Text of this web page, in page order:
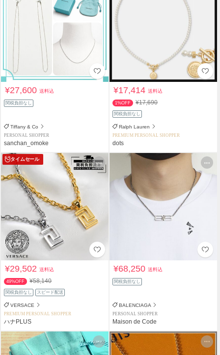
¥27,600送料込
関税負担なし
Tiffany & Co
PERSONAL SHOPPER
sanchan_omoke
¥17,414送料込
1%OFF ¥17,690
関税負担なし
Ralph Lauren
PREMIUM PERSONAL SHOPPER
dots
タイムセール
¥29,502送料込
49%OFF ¥58,140
関税負担なし スピード配送
VERSACE
PREMIUM PERSONAL SHOPPER
ハナPLUS
¥68,250送料込
関税負担なし
BALENCIAGA
PERSONAL SHOPPER
Maison de Code